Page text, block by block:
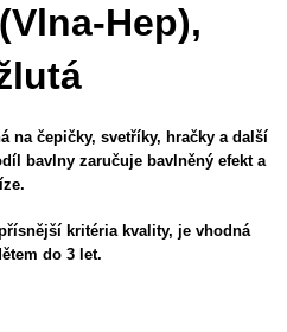
Hep),
na čepičky, svetříky, hračky a další
bavlny zaručuje bavlněný efekt a
kritéria kvality, je vhodná
do 3 let.